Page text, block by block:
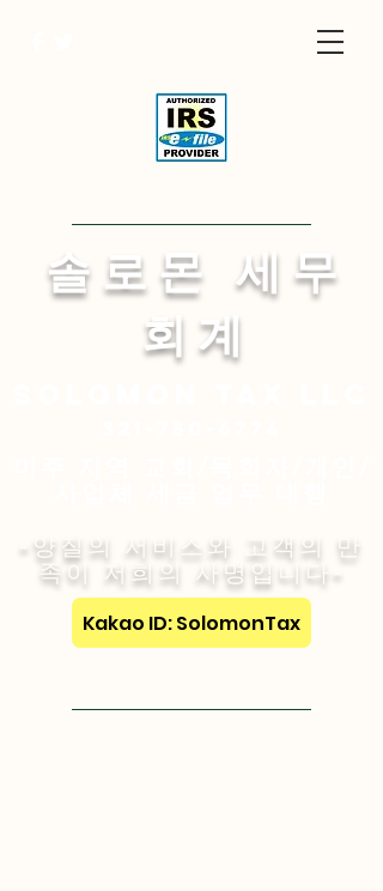
​솔 로 몬 세 무
회 계
-양질의 서비스와 고객의 만
족이 저희의 사명입니다-
Kakao ID: SolomonTax